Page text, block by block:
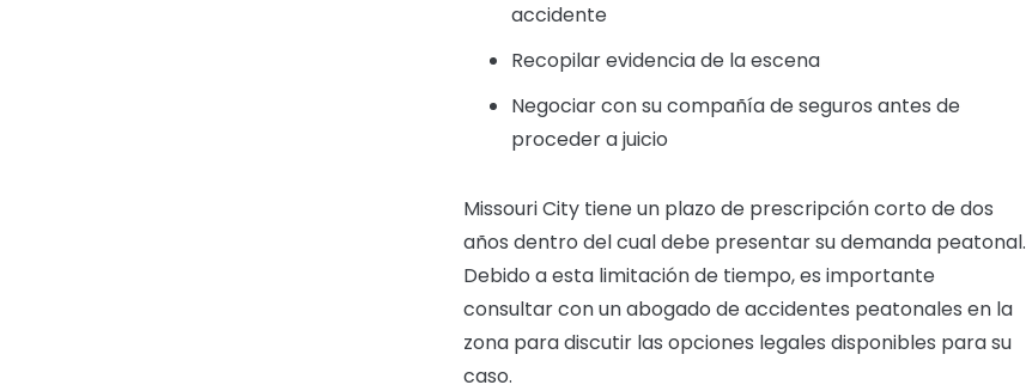
accidente
Recopilar evidencia de la escena
Negociar con su compañía de seguros antes de
proceder a juicio
Missouri City tiene un plazo de prescripción corto de dos
años dentro del cual debe presentar su demanda peatonal.
Debido a esta limitación de tiempo, es importante
consultar con un abogado de accidentes peatonales en la
zona para discutir las opciones legales disponibles para su
caso.